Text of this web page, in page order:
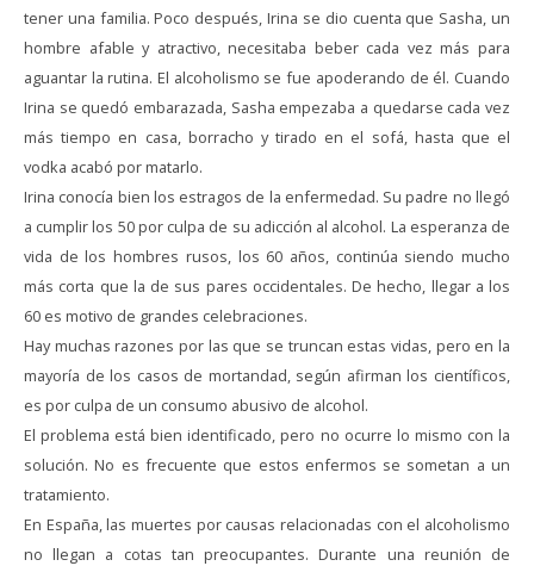
tener una familia. Poco después, Irina se dio cuenta que Sasha, un
hombre afable y atractivo, necesitaba beber cada vez más para
aguantar la rutina. El alcoholismo se fue apoderando de él. Cuando
Irina se quedó embarazada, Sasha empezaba a quedarse cada vez
más tiempo en casa, borracho y tirado en el sofá, hasta que el
vodka acabó por matarlo.
Irina conocía bien los estragos de la enfermedad. Su padre no llegó
a cumplir los 50 por culpa de su adicción al alcohol. La esperanza de
vida de los hombres rusos, los 60 años, continúa siendo mucho
más corta que la de sus pares occidentales. De hecho, llegar a los
60 es motivo de grandes celebraciones.
Hay muchas razones por las que se truncan estas vidas, pero en la
mayoría de los casos de mortandad, según afirman los científicos,
es por culpa de un consumo abusivo de alcohol.
El problema está bien identificado, pero no ocurre lo mismo con la
solución. No es frecuente que estos enfermos se sometan a un
tratamiento.
En España, las muertes por causas relacionadas con el alcoholismo
no llegan a cotas tan preocupantes. Durante una reunión de